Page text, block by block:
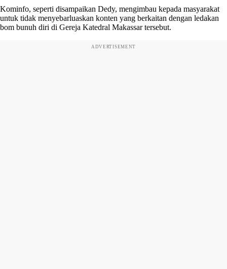
Kominfo, seperti disampaikan Dedy, mengimbau kepada masyarakat
untuk tidak menyebarluaskan konten yang berkaitan dengan ledakan
bom bunuh diri di Gereja Katedral Makassar tersebut.
ADVERTISEMENT